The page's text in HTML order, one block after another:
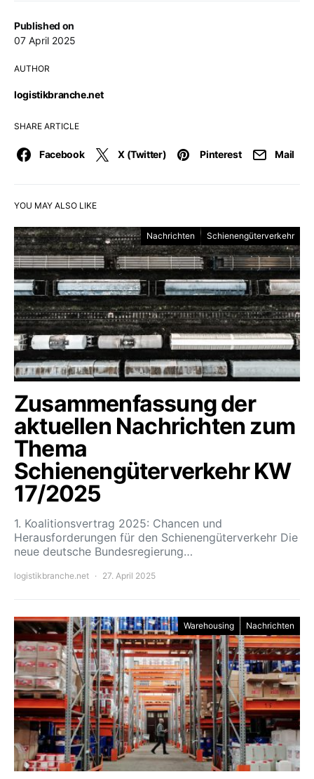
Published on
07 April 2025
AUTHOR
logistikbranche.net
SHARE ARTICLE
Facebook X (Twitter) Pinterest Mail
YOU MAY ALSO LIKE
Nachrichten Schienengüterverkehr
Zusammenfassung der
aktuellen Nachrichten zum
Thema
Schienengüterverkehr KW
17/2025
1. Koalitionsvertrag 2025: Chancen und
Herausforderungen für den Schienengüterverkehr Die
neue deutsche Bundesregierung…
logistikbranche.net 27. April 2025
Warehousing Nachrichten